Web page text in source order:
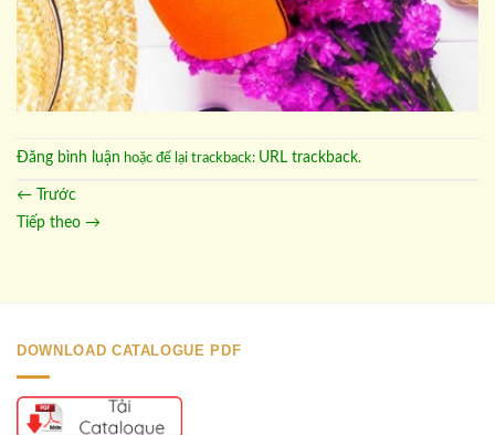
Đăng bình luận hoặc để lại trackback: URL trackback.
← Trước
Tiếp theo →
DOWNLOAD CATALOGUE PDF